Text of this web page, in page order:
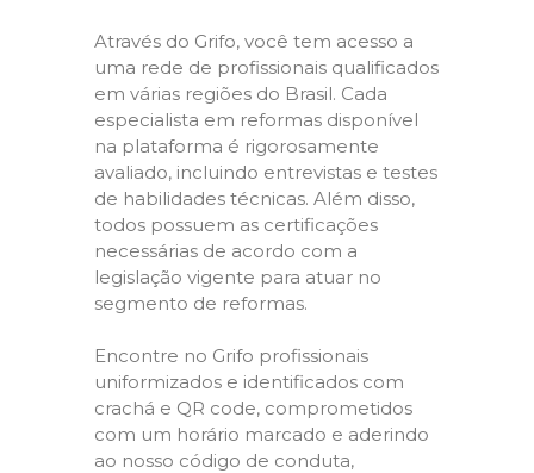
Através do Grifo, você tem acesso a
uma rede de profissionais qualificados
em várias regiões do Brasil. Cada
especialista em reformas disponível
na plataforma é rigorosamente
avaliado, incluindo entrevistas e testes
de habilidades técnicas. Além disso,
todos possuem as certificações
necessárias de acordo com a
legislação vigente para atuar no
segmento de reformas.
Encontre no Grifo profissionais
uniformizados e identificados com
crachá e QR code, comprometidos
com um horário marcado e aderindo
ao nosso código de conduta,